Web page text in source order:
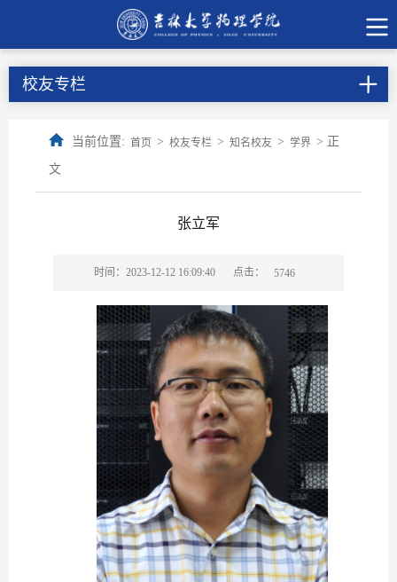
校友专栏
当前位置: 首页 > 校友专栏 > 知名校友 > 学界 > 正
文
张立军
时间：2023-12-12 16:09:40 点击： 5746